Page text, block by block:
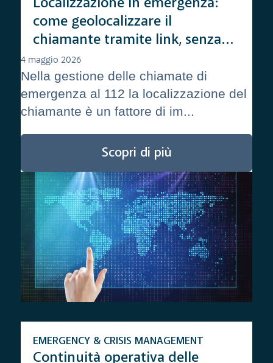
Localizzazione in emergenza:
come geolocalizzare il
chiamante tramite link, senza
app
4 maggio 2026
Nella gestione delle chiamate di
emergenza al 112 la localizzazione del
chiamante è un fattore di im...
Scopri di più
Continuità operativa delle
EMERGENCY & CRISIS MANAGEMENT